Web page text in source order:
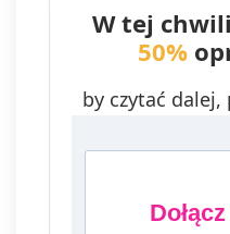
W tej
50%
by czytać